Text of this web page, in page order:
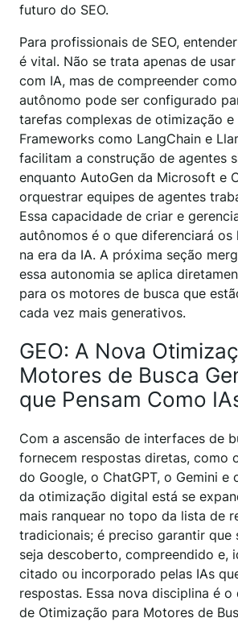
futuro do SEO.
Para profissionais de SEO,
é vital. Não se trata apenas de
com IA, mas de compreender
autônomo pode ser configurado
tarefas complexas de otimização e
Frameworks como LangChain e
facilitam a construção de agentes
enquanto AutoGen da Microsoft e
orquestrar equipes de agentes
Essa capacidade de criar e
autônomos é o que diferenciará os
na era da IA. A próxima seção
essa autonomia se aplica
para os motores de busca que
cada vez mais generativos.
GEO: A Nova
Motores de Busca
que Pensam Como
Com a ascensão de interfaces de
fornecem respostas diretas, como
do Google, o ChatGPT, o Gemini e
da otimização digital está se
mais ranquear no topo da lista de
tradicionais; é preciso garantir que
seja descoberto, compreendido e,
citado ou incorporado pelas IAs
respostas. Essa nova disciplina é o
de Otimização para Motores de